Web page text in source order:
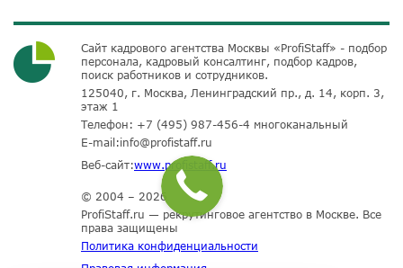
Сайт кадрового агентства Москвы «ProfiStaff» - подбор
персонала, кадровый консалтинг, подбор кадров,
поиск работников и сотрудников.
125040, г. Москва, Ленинградский пр., д. 14, корп. 3,
этаж 1
Телефон: +7 (495) 987-456-4 многоканальный
E-mail:info@profistaff.ru
Веб-сайт:www.profistaff.ru
© 2004 – 2026
ProfiStaff.ru — рекрутинговое агентство в Москве. Все
права защищены
Политика конфиденциальности